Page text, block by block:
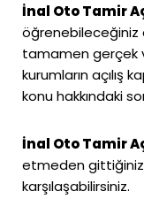
İnal Oto Tamir
öğrenebileceğiniz
tamamen gerçek
kurumların açılış
konu hakkındaki
İnal Oto Tamir
etmeden
karşılaşabilirsiniz.